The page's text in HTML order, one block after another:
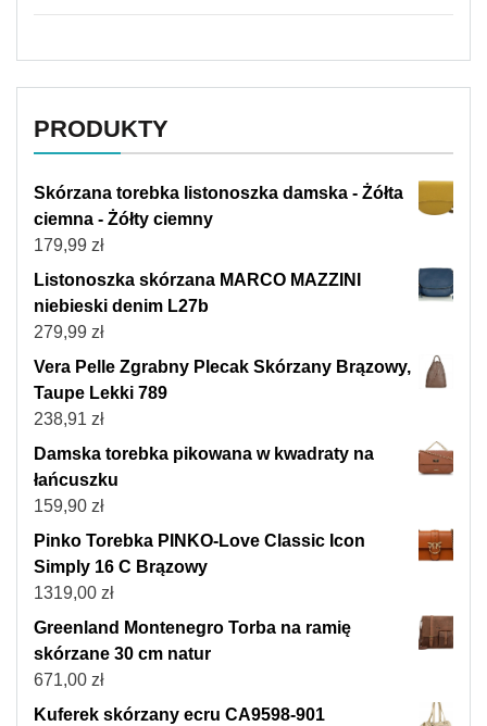
PRODUKTY
Skórzana torebka listonoszka damska - Żółta
ciemna - Żółty ciemny
179,99 zł
Listonoszka skórzana MARCO MAZZINI
niebieski denim L27b
279,99 zł
Vera Pelle Zgrabny Plecak Skórzany Brązowy,
Taupe Lekki 789
238,91 zł
Damska torebka pikowana w kwadraty na
łańcuszku
159,90 zł
Pinko Torebka PINKO-Love Classic Icon
Simply 16 C Brązowy
1319,00 zł
Greenland Montenegro Torba na ramię
skórzane 30 cm natur
671,00 zł
Kuferek skórzany ecru CA9598-901